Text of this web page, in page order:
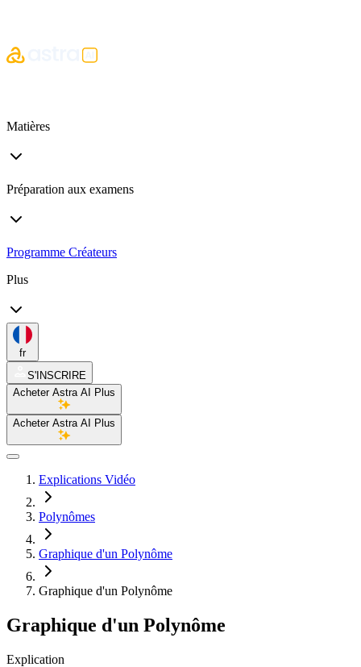
Matières
Préparation aux examens
Programme Créateurs
Plus
fr
S'INSCRIRE
Acheter Astra AI Plus
Acheter Astra AI Plus
Explications Vidéo
Polynômes
Graphique d'un Polynôme
Graphique d'un Polynôme
Graphique d'un Polynôme
Explication